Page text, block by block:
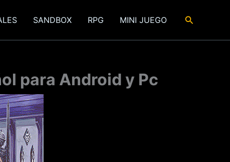
SANDBOX RPG MINI JUEGO Buscar
para Android y Pc